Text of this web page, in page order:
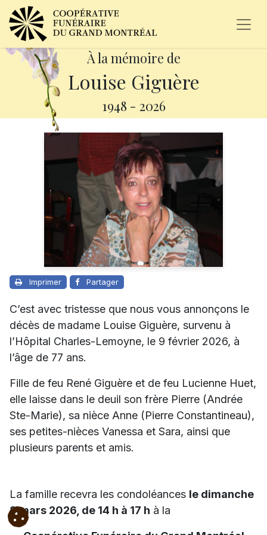
À la mémoire de
Louise Giguère
1948 - 2026
Imprimer Partager
C’est avec tristesse que nous vous annonçons le
décès de madame Louise Giguère, survenu à
l’Hôpital Charles-Lemoyne, le 9 février 2026, à
l’âge de 77 ans.
Fille de feu René Giguère et de feu Lucienne Huet,
elle laisse dans le deuil son frère Pierre (Andrée
Ste-Marie), sa nièce Anne (Pierre Constantineau),
ses petites-nièces Vanessa et Sara, ainsi que
plusieurs parents et amis.
La famille recevra les condoléances le dimanche
8 mars 2026, de 14 h à 17 h à la